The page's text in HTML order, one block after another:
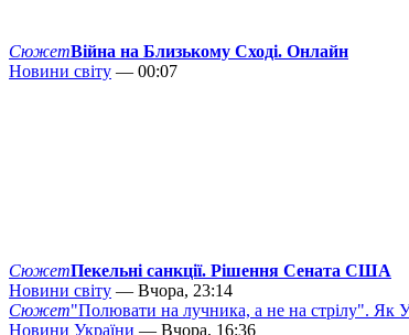
СюжетВійна на Близькому Сході. Онлайн
Новини світу — 00:07
СюжетПекельні санкції. Рішення Сената США
Новини світу — Вчора, 23:14
Сюжет"Полювати на лучника, а не на стрілу". Як
Новини України — Вчора, 16:36